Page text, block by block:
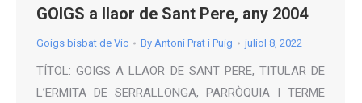
GOIGS a llaor de Sant Pere, any 2004
Goigs bisbat de Vic By Antoni Prat i Puig juliol 8, 2022
TÍTOL: GOIGS A LLAOR DE SANT PERE, TITULAR DE
L’ERMITA DE SERRALLONGA, PARRÒQUIA I TERME